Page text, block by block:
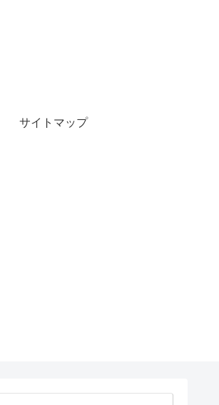
サイトマップ